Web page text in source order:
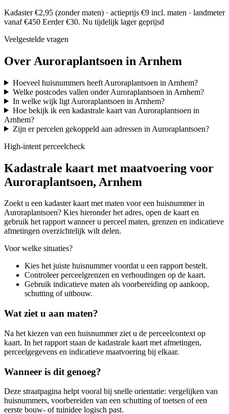
Kadaster €2,95 (zonder maten) · actieprijs €9 incl. maten · landmeter
vanaf €450 Eerder €30. Nu tijdelijk lager geprijsd
Veelgestelde vragen
Over Auroraplantsoen in Arnhem
Hoeveel huisnummers heeft Auroraplantsoen in Arnhem?
Welke postcodes vallen onder Auroraplantsoen in Arnhem?
In welke wijk ligt Auroraplantsoen in Arnhem?
Hoe bekijk ik een kadastrale kaart van Auroraplantsoen in
Arnhem?
Zijn er percelen gekoppeld aan adressen in Auroraplantsoen?
High-intent perceelcheck
Kadastrale kaart met maatvoering voor
Auroraplantsoen, Arnhem
Zoekt u een kadaster kaart met maten voor een huisnummer in
Auroraplantsoen? Kies hieronder het adres, open de kaart en
gebruik het rapport wanneer u perceel maten, grenzen en indicatieve
afmetingen overzichtelijk wilt delen.
Voor welke situaties?
Kies het juiste huisnummer voordat u een rapport bestelt.
Controleer perceelgrenzen en verhoudingen op de kaart.
Gebruik indicatieve maten als voorbereiding op aankoop,
schutting of uitbouw.
Wat ziet u aan maten?
Na het kiezen van een huisnummer ziet u de perceelcontext op
kaart. In het rapport staan de kadastrale kaart met afmetingen,
perceelgegevens en indicatieve maatvoering bij elkaar.
Wanneer is dit genoeg?
Deze straatpagina helpt vooral bij snelle orientatie: vergelijken van
huisnummers, voorbereiden van een schutting of toetsen of een
eerste bouw- of tuinidee logisch past.